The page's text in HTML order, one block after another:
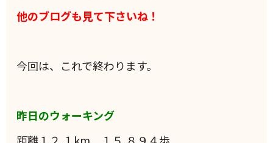
他のブログも見て下さいね！
今回は、これで終わります。
昨日のウォーキング